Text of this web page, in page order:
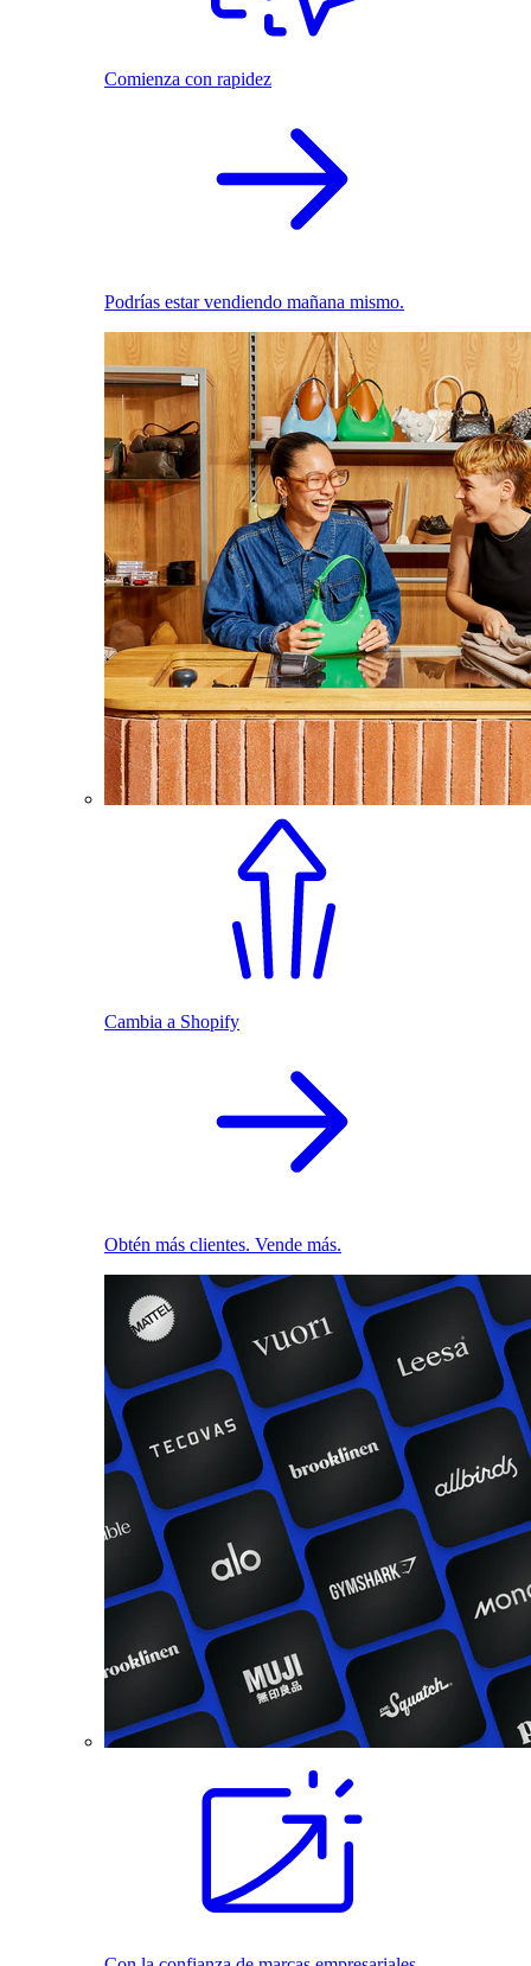
Comienza con rapidez
Podrías estar vendiendo mañana mismo.
Cambia a Shopify
Obtén más clientes. Vende más.